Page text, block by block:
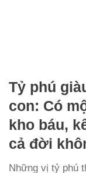
Tỷ phú
con: Có
kho báu,
cả đời
Những vị tỷ phú